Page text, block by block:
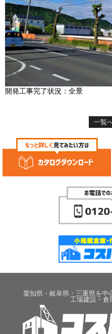
開発工事完了状況：全景
一覧
愛知県・岐阜県・三重県を中
工場建設・倉